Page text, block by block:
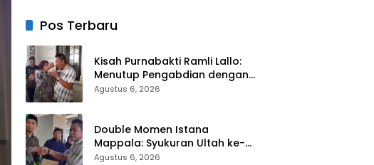
Istana
Mappala
Ramli Lallo
Tebar 520
Paket
Sembako di
Gowa
Asah Public
Siswa di MTs
Nurul Izzah
Kalamisu
‘” Disangkar
Besi Polisi
Pos Terbaru
Kisah Purnabakti Ramli Lallo:
Menutup Pengabdian dengan
Pintu Sedekah
Agustus 6, 2026
Double Momen Istana
Mappala: Syukuran Ultah ke-58
Ramli Lallo Ditandai Aksi
Agustus 6, 2026